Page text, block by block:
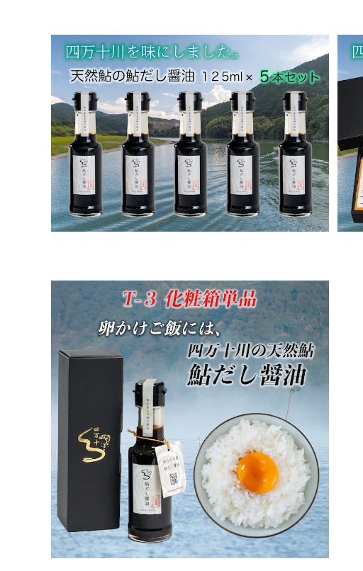
《簡易梱包のお得セット》鮎だし醤油125㎖×５本セッ
ト
¥8,490
天然鮎の鮎だし醤油 卵かけご飯にはこれ！【化粧箱